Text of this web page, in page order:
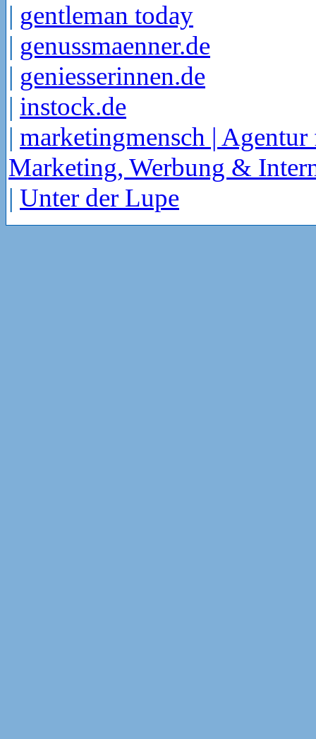
| gentleman today
| genussmaenner.de
| geniesserinnen.de
| instock.de
| marketingmensch | Agentur
Marketing, Werbung &
| Unter der Lupe